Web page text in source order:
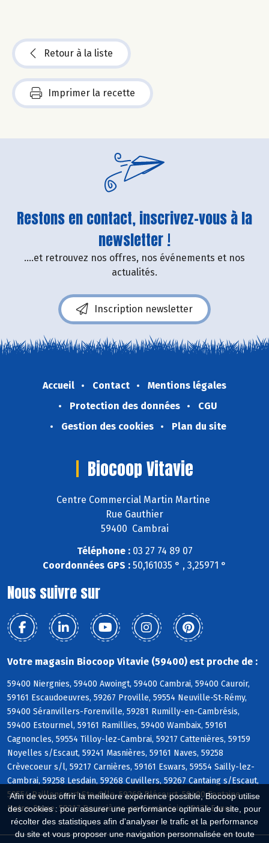
Afin de vous offrir la meilleure expérience possible, Biocoop utilise
des cookies : pour assurer une performance optimale du site, pour
récolter des statistiques afin d'analyser le trafic et la performance
du site et vous proposer une navigation personnalisée en toute
Retour à la liste
Imprimer la recette
Restons en contact, inscrivez-vous à la
newsletter !
....et retrouvez nos offres, nos événements et nos
actualités.
Inscription newsletter
Accueil Contact
Mentions légales
Protection des données
CGU
Gestion des cookies
Plan du site
Biocoop Vitavie
Centre Commercial Martin Martine
Rue Gauthier
59400 Cambrai
Téléphone :03 27 74 89 07
Coordonnées GPS : 50,161035 ° , 3,25971 °
Nous suivre sur
Votre magasin Biocoop Vitavie (59400) est proche de :
59400 Niergnies, 59400 Awoingt, 59400 Cambrai, 59400 Cauroir,
59161 Escaudoeuvres, 59267 Proville, 59554 Neuville-St-Rémy,
59400 Séranvillers-Forenville, 59281 Rumilly-en-Cambrésis,
59400 Estourmel, 59161 Ramillies, 59400 Wambaix, 59161
Cagnoncles, 59554 Tilloy-lez-Cambrai, 59217 Cattenières, 59159
Noyelles s/Escaut, 59241 Masnières, 59161 Naves, 59258
Crèvecoeur s/l, 59217 Carnières, 59161 Eswars, 59554 Sailly-lez-
Cambrai, 59258 Lesdain, 59268 Cuvillers, 59267 Cantaing s/Escaut,
59554 Raillencourt-Ste-Olle, 59268 Blécourt, 59400 Fontaine-
Notre-Dame, 59217 Boussières-en-Cambrésis, 59127 Esnes